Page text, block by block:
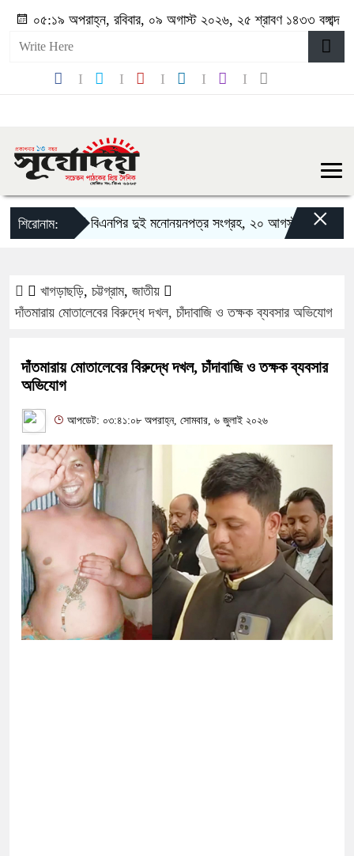
০৫:১৯ অপরাহ্ন, রবিবার, ০৯ অগাস্ট ২০২৬, ২৫ শ্রাবণ ১৪৩৩ বঙ্গাব্দ
শিরোনাম: বিএনপির দুই মনোনয়নপত্র সংগ্রহ, ২০ আগস্ট রাষ্ট্রপতি নির্বাচন
×
খাগড়াছড়ি, চট্টগ্রাম, জাতীয়
দাঁতমারায় মোতালেবের বিরুদ্ধে দখল, চাঁদাবাজি ও তক্ষক ব্যবসার অভিযোগ
দাঁতমারায় মোতালেবের বিরুদ্ধে দখল, চাঁদাবাজি ও তক্ষক ব্যবসার
অভিযোগ
আপডেট: ০৩:৪১:০৮ অপরাহ্ন, সোমবার, ৬ জুলাই ২০২৬